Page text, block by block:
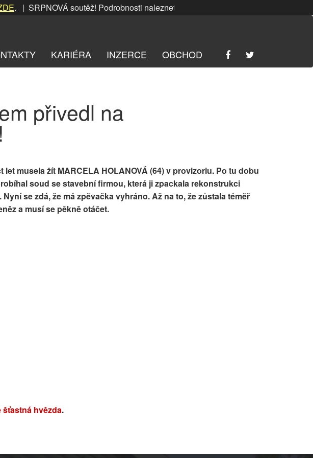
. | SRPNOVÁ soutěž! Podrobnosti nalezneteZDE
KARIÉRA INZERCE OBCHOD
přivedl na
let musela žít MARCELA HOLANOVÁ (64) v provizoriu. Po tu dobu
soud se stavební firmou, která ji zpackala rekonstrukci
Nyní se zdá, že má zpěvačka vyhráno. Až na to, že zůstala téměř
a musí se pěkně otáčet.
šťastná hvězda.